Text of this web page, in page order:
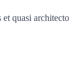
quasi